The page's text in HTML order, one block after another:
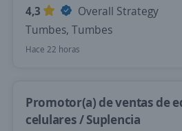
4,3
Overall Strategy
Tumbes, Tumbes
Hace 22 horas
Promotor(a) de ventas de
celulares / Suplencia